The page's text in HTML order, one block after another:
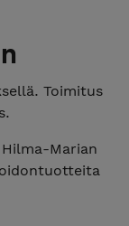
Toimitus
Marian
on